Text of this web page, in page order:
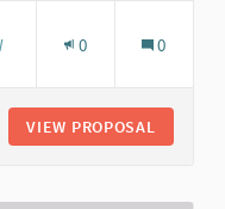
0 0
VIEW PROPOSAL